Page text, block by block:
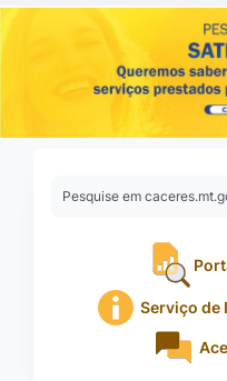
Pesquise em
Serviço de